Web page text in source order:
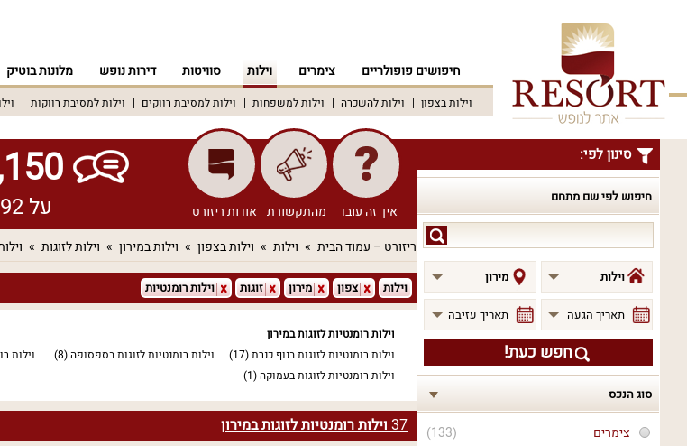
חיפושים פופולריים צימרים וילות סוויטות דירות נופש מלונות בוטיק
וילות בצפון וילות להשכרה וילות למשפחות וילות למסיבת רווקים וילות למסיבת רווקות
סינון לפי:
חיפוש לפי שם מתחם
לפי
שם
מתחם
וילות מירון
תאריך הגעה תאריך עזיבה
חפש כעת!
סוג הנכס
(133)
צימרים
איך זה עובד מהתקשורת אודות ריזורט
16,150 חוות
על 392 מקומות אירוח שונים ברחבי הארץ
ריזורט – עמוד הבית וילות וילות בצפון וילות במירון וילות לזוגות
וילות צפון מירון זוגות וילות רומנטיות
וילות רומנטיות לזוגות במירון
וילות רומנטיות לזוגות בנוף כנרת(17) וילות רומנטיות לזוגות בספסופה(8) וילות
וילות רומנטיות לזוגות בעמוקה(1)
37וילות רומנטיות לזוגות במירון